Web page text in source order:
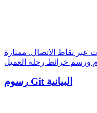
عبر نقاط الاتصال. ممتازة
رسوم Git البيانية